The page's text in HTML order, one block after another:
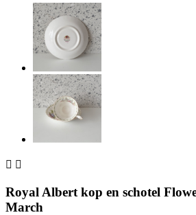
 
Royal Albert kop en schotel
March